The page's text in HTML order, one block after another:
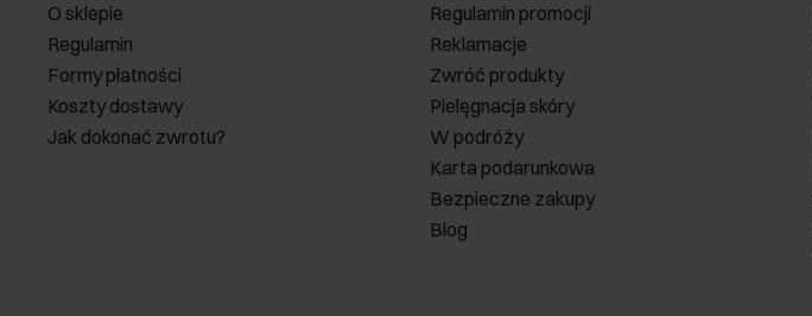
O sklepie
Regulamin
Formy płatności
Koszty dostawy
Jak dokonać zwrotu?
Regulamin promocji
Reklamacje
Zwróć produkty
Pielęgnacja skóry
W podróży
Karta podarunkowa
Bezpieczne zakupy
Blog